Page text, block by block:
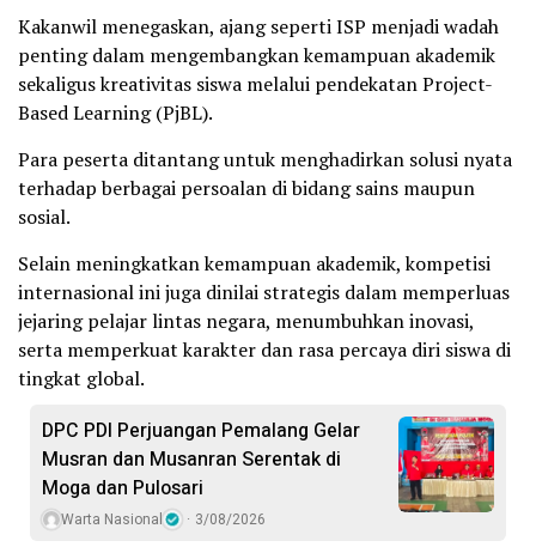
Kakanwil menegaskan, ajang seperti ISP menjadi wadah
penting dalam mengembangkan kemampuan akademik
sekaligus kreativitas siswa melalui pendekatan Project-
Based Learning (PjBL).
Para peserta ditantang untuk menghadirkan solusi nyata
terhadap berbagai persoalan di bidang sains maupun
sosial.
Selain meningkatkan kemampuan akademik, kompetisi
internasional ini juga dinilai strategis dalam memperluas
jejaring pelajar lintas negara, menumbuhkan inovasi,
serta memperkuat karakter dan rasa percaya diri siswa di
tingkat global.
DPC PDI Perjuangan Pemalang Gelar
Musran dan Musanran Serentak di
Moga dan Pulosari
Warta Nasional 3/08/2026